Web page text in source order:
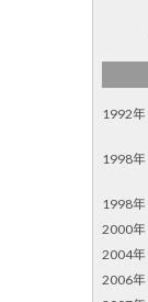
1992年
1998年
1998年
2000年
2004年
2006年